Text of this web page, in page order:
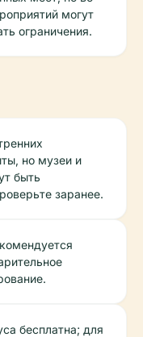
могут
ограничения.
но музеи и
быть
заранее.
бесплатна; для